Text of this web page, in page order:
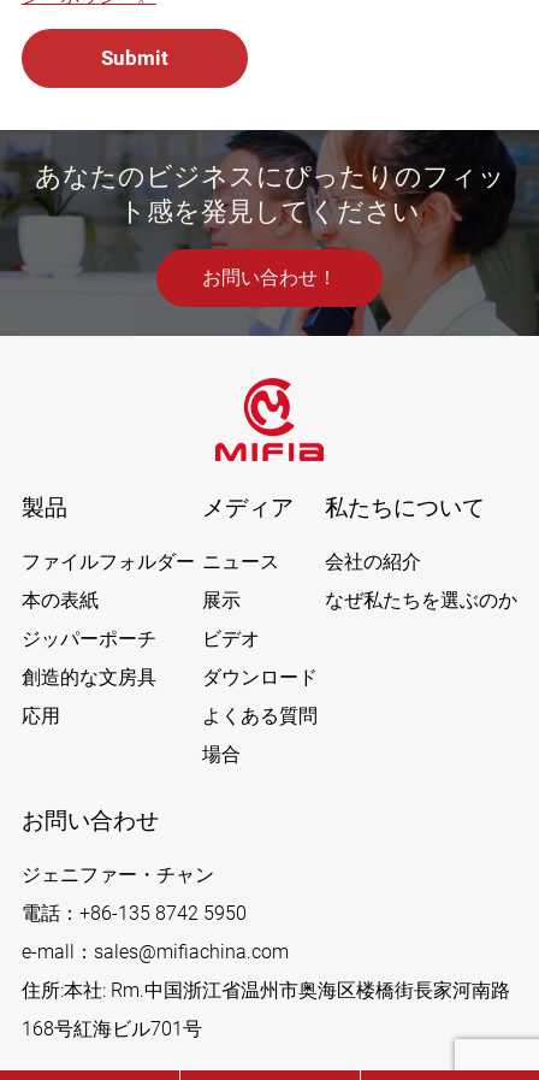
あなたのビジネスにぴったりのフィッ
ト感を発見してください
お問い合わせ！
製品
ファイルフォルダー
本の表紙
ジッパーポーチ
創造的な文房具
応用
メディア
ニュース
展示
ビデオ
ダウンロード
よくある質問
場合
私たちについて
会社の紹介
なぜ私たちを選ぶのか
お問い合わせ
ジェニファー・チャン
電話： +86-135 8742 5950
e-mall： sales@mifiachina.com
住所:本社: Rm.中国浙江省温州市奥海区楼橋街長家河南路
168号紅海ビル701号